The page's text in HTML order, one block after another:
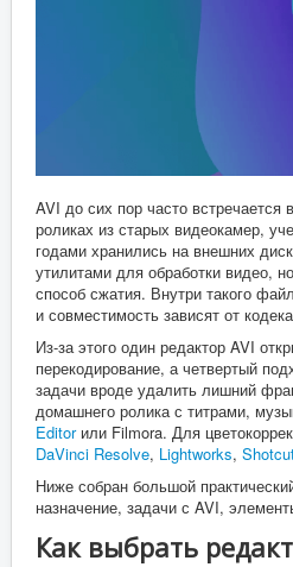
AVI до сих пор часто
роликах из старых видеокамер,
годами хранились на внешних
утилитами для обработки видео,
способ сжатия. Внутри такого
и совместимость зависят от
Из-за этого один редактор AVI
перекодирование, а четвертый
задачи вроде удалить лишний
домашнего ролика с титрами,
Editorили Filmora. Для
DaVinci Resolve, Lightworks,
Ниже собран большой
назначение, задачи с AVI,
Как выбрать